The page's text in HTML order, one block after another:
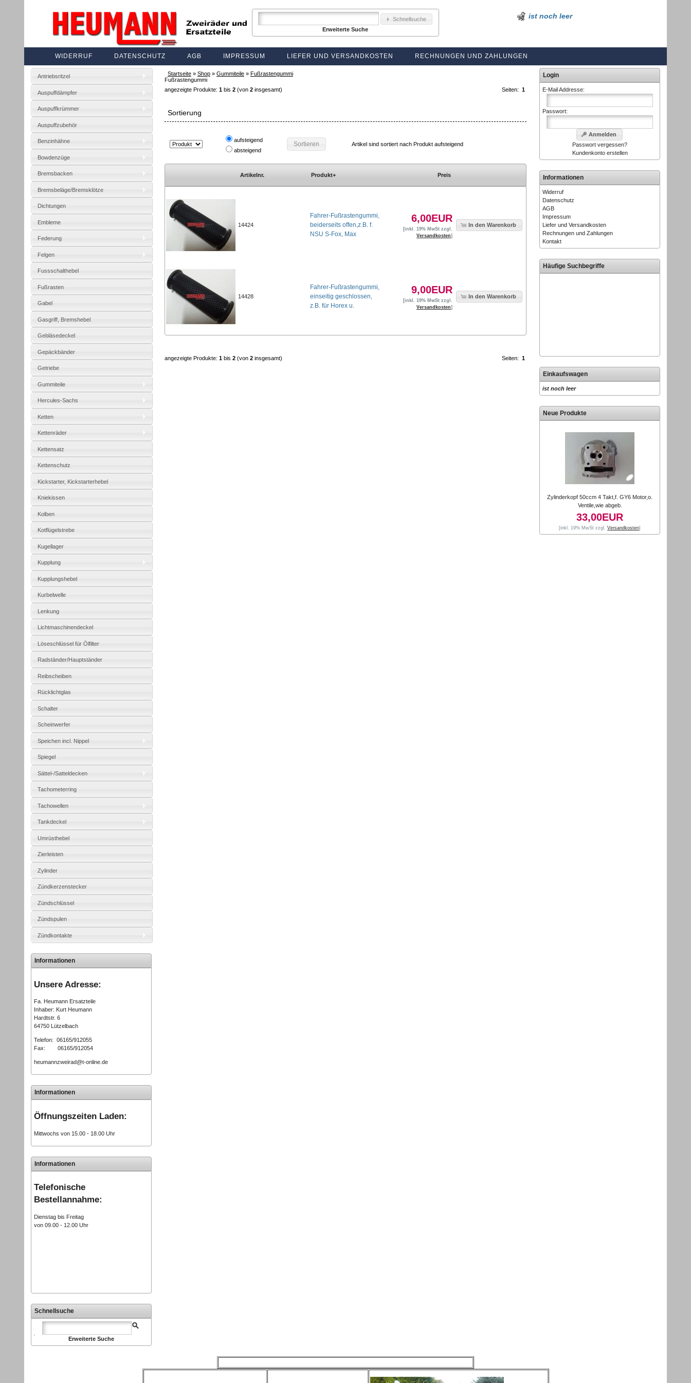
Schnellsuche
Erweiterte Suche
ist noch leer
WIDERRUF DATENSCHUTZ AGB IMPRESSUM LIEFER UND VERSANDKOSTEN RECHNUNGEN UND ZAHLUNGEN
Startseite» Shop» Gummiteile» Fußrastengummi
Fußrastengummi
Seiten:1
angezeigte Produkte: 1bis 2(von 2insgesamt)
Sortierung
aufsteigend
absteigend
Sortieren Artikel sind sortiert nach Produkt aufsteigend
Artikelnr. Produkt+ Preis
14424
Fahrer-Fußrastengummi,
beiderseits offen,z.B. f.
NSU S-Fox, Max
6,00EUR
[inkl. 19% MwSt zzgl.
Versandkosten]
In den Warenkorb
14428
Fahrer-Fußrastengummi,
einseitig geschlossen,
z.B. für Horex u.
9,00EUR
[inkl. 19% MwSt zzgl.
Versandkosten]
In den Warenkorb
Seiten:1
angezeigte Produkte: 1bis 2(von 2insgesamt)
Antriebsritzel
Auspuffdämpfer
Auspuffkrümmer
Auspuffzubehör
Benzinhähne
Bowdenzüge
Bremsbacken
Bremsbeläge/Bremsklötze
Dichtungen
Embleme
Federung
Felgen
Fussschalthebel
Fußrasten
Gabel
Gasgriff, Bremshebel
Gebläsedeckel
Gepäckbänder
Getriebe
Gummiteile
Hercules-Sachs
Ketten
Kettenräder
Kettensatz
Kettenschutz
Kickstarter, Kickstarterhebel
Kniekissen
Kolben
Kotflügelstrebe
Kugellager
Kupplung
Kupplungshebel
Kurbelwelle
Lenkung
Lichtmaschinendeckel
Löseschlüssel für Ölfilter
Radständer/Hauptständer
Reibscheiben
Rücklichtglas
Schalter
Scheinwerfer
Speichen incl. Nippel
Spiegel
Sättel-/Satteldecken
Tachometerring
Tachowellen
Tankdeckel
Umrüsthebel
Zierleisten
Zylinder
Zündkerzenstecker
Zündschlüssel
Zündspulen
Zündkontakte
Informationen
Unsere Adresse:
Fa. Heumann Ersatzteile
Inhaber: Kurt Heumann
Hardtstr. 6
64750 Lützelbach
Telefon: 06165/912055
Fax: 06165/912054
heumannzweirad@t-online.de
Informationen
Öffnungszeiten Laden:
Mittwochs von 15.00 - 18.00 Uhr
Informationen
Telefonische
Bestellannahme:
Dienstag bis Freitag
von 09.00 - 12.00 Uhr
Schnellsuche
Erweiterte Suche
Login
E-Mail Addresse:
Passwort:
Anmelden
Passwort vergessen?
Kundenkonto erstellen
Informationen
Widerruf
Datenschutz
AGB
Impressum
Liefer und Versandkosten
Rechnungen und Zahlungen
Kontakt
Häufige Suchbegriffe
Einkaufswagen
ist noch leer
Neue Produkte
Zylinderkopf 50ccm 4 Takt,f. GY6 Motor,o.
Ventile,wie abgeb.
33,00EUR
[inkl. 19% MwSt zzgl.Versandkosten]